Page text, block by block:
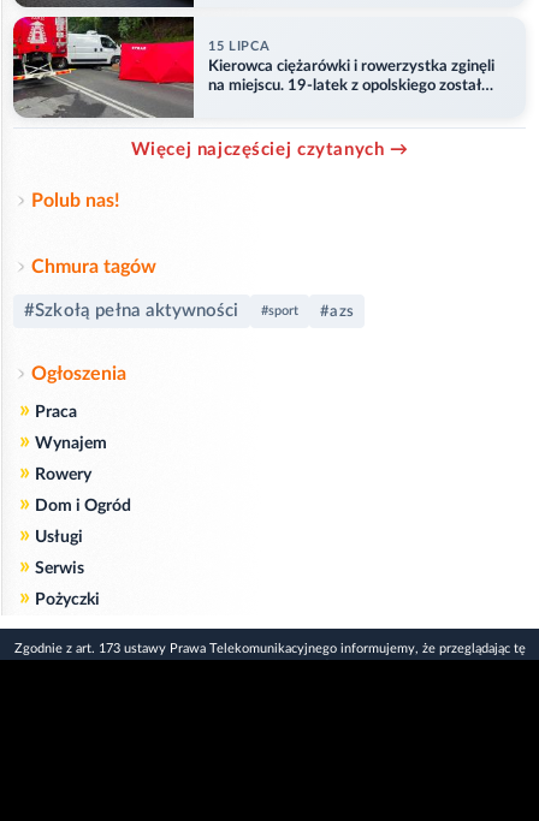
15 LIPCA
Kierowca ciężarówki i rowerzystka zginęli
na miejscu. 19-latek z opolskiego został
Więcej najczęściej czytanych →
Polub nas!
Chmura tagów
#Szkołą pełna aktywności #sport #azs
Ogłoszenia
» Praca
» Wynajem
» Rowery
» Dom i Ogród
» Usługi
» Serwis
» Pożyczki
Zgodnie z art. 173 ustawy Prawa Telekomunikacyjnego informujemy, że przeglądając tę